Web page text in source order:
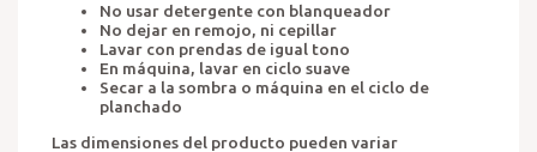
No usar detergente con blanqueador
No dejar en remojo, ni cepillar
Lavar con prendas de igual tono
En máquina, lavar en ciclo suave
Secar a la sombra o máquina en el ciclo de
planchado
Las dimensiones del producto pueden variar